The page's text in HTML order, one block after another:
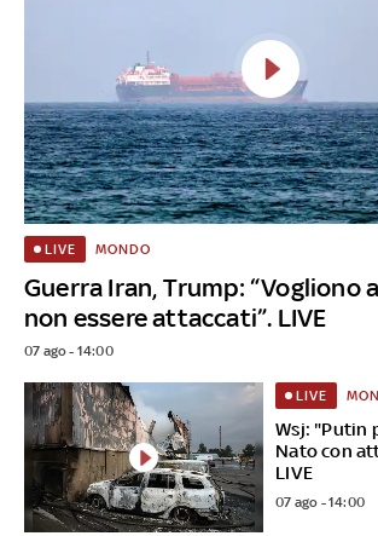
Guerra Iran, Trump: “Vogliono
non essere attaccati”. LIVE
LIVE MONDO
07 ago - 14:00
Wsj: "Putin
Nato con
LIVE
LIVE
07 ago - 14:00